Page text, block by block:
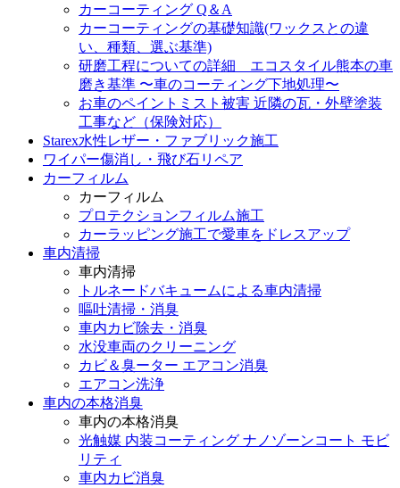
カーコーティング Q＆A
カーコーティングの基礎知識(ワックスとの違
い、種類、選ぶ基準)
研磨工程についての詳細 エコスタイル熊本の車
磨き基準 〜車のコーティング下地処理〜
お車のペイントミスト被害 近隣の瓦・外壁塗装
工事など（保険対応）
Starex水性レザー・ファブリック施工
ワイパー傷消し・飛び石リペア
カーフィルム
カーフィルム
プロテクションフィルム施工
カーラッピング施工で愛車をドレスアップ
車内清掃
車内清掃
トルネードバキュームによる車内清掃
嘔吐清掃・消臭
車内カビ除去・消臭
水没車両のクリーニング
カビ＆臭ーター エアコン消臭
エアコン洗浄
車内の本格消臭
車内の本格消臭
光触媒 内装コーティング ナノゾーンコート モビ
リティ
車内カビ消臭